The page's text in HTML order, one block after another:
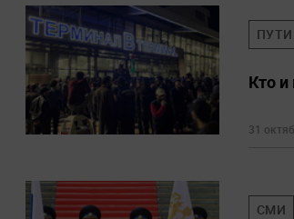
Кто
31
СМИ